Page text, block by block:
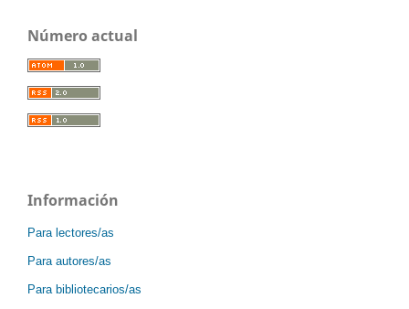
Número actual
Información
Para lectores/as
Para autores/as
Para bibliotecarios/as